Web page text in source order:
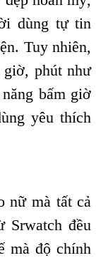
dùng tự tin
Tuy nhiên,
phút như
bấm giờ
yêu thích
nữ mà tất cả
Srwatch đều
mà độ chính